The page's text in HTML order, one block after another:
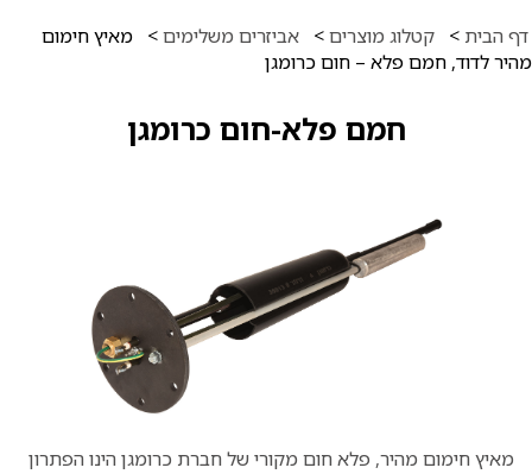
דף הבית > קטלוג מוצרים> אביזרים משלימים> מאיץ חימום
מהיר לדוד, חמם פלא – חום כרומגן
חמם פלא-חום כרומגן
מאיץ חימום מהיר, פלא חום מקורי של חברת כרומגן הינו הפתרון